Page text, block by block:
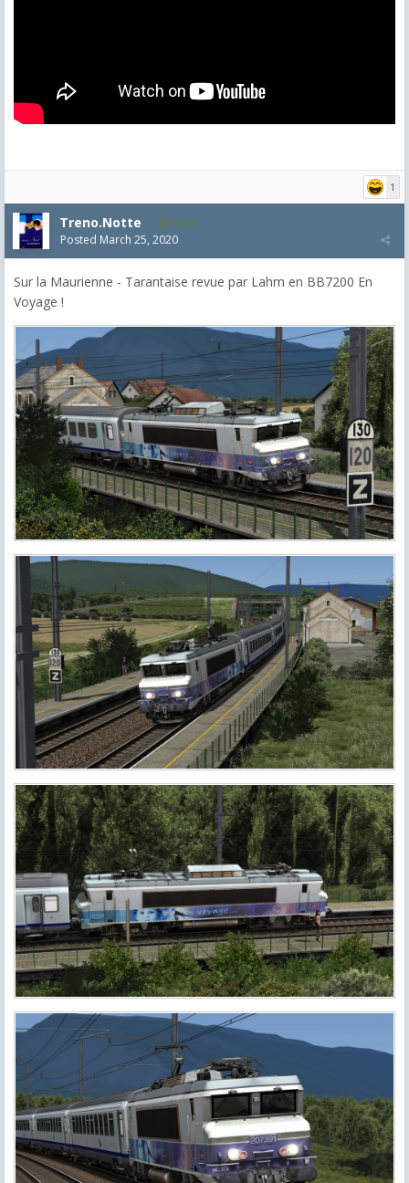
1
Treno.Notte 5,543
Posted March 25, 2020
Sur la Maurienne - Tarantaise revue par Lahm en BB7200 En
Voyage !